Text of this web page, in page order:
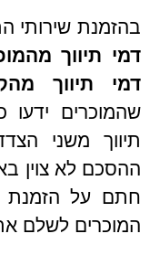
בהזמנת שירותי
דמי תיווך
דמי תיווך
שהמוכרים
תיווך משני
ההסכם לא צוין
חתם על הזמנת
המוכרים לשלם